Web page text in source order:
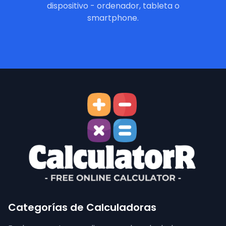
dispositivo - ordenador, tableta o
smartphone.
Categorías de Calculadoras